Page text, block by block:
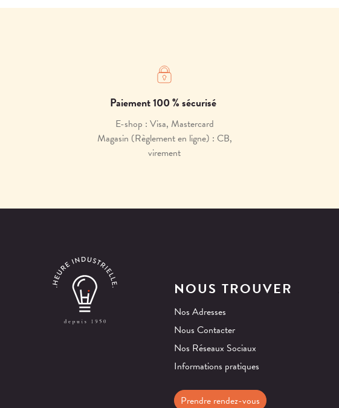
Paiement 100 % sécurisé
E-shop : Visa, Mastercard
Magasin (Règlement en ligne) : CB,
virement
NOUS TROUVER
Nos Adresses
Nous Contacter
Nos Réseaux Sociaux
Informations pratiques
Prendre rendez-vous